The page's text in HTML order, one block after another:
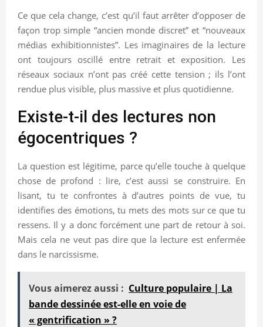
Ce que cela change, c’est qu’il faut arrêter d’opposer de
façon trop simple “ancien monde discret” et “nouveaux
médias exhibitionnistes”. Les imaginaires de la lecture
ont toujours oscillé entre retrait et exposition. Les
réseaux sociaux n’ont pas créé cette tension ; ils l’ont
rendue plus visible, plus massive et plus quotidienne.
Existe-t-il des lectures non
égocentriques ?
La question est légitime, parce qu’elle touche à quelque
chose de profond : lire, c’est aussi se construire. En
lisant, tu te confrontes à d’autres points de vue, tu
identifies des émotions, tu mets des mots sur ce que tu
ressens. Il y a donc forcément une part de retour à soi.
Mais cela ne veut pas dire que la lecture est enfermée
dans le narcissisme.
Vous aimerez aussi : Culture populaire | La
bande dessinée est-elle en voie de
« gentrification » ?